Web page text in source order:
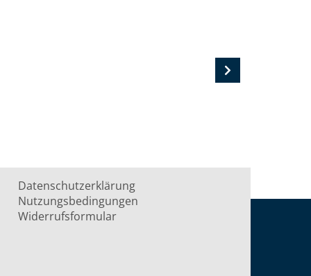
Datenschutzerklärung
Nutzungsbedingungen
Widerrufsformular